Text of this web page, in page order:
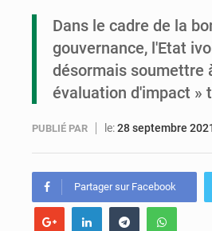
Dans le cadre de la
gouvernance, l'Etat
désormais soumettre
évaluation d'impact »
PUBLIÉ PAR le:28 septembre
Partager sur Facebook